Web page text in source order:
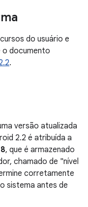
do usuário e
documento
.
versão atualizada
2.2 é atribuída a
8, que é armazenado
chamado de "nível
corretamente
sistema antes de